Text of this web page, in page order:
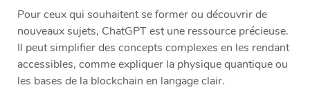
Pour ceux qui souhaitent se former ou découvrir de
nouveaux sujets, ChatGPT est une ressource précieuse.
Il peut simplifier des concepts complexes en les rendant
accessibles, comme expliquer la physique quantique ou
les bases de la blockchain en langage clair.